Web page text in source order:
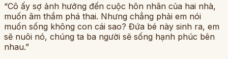
“Cô ấy sợ ảnh hưởng đến cuộc hôn nhân của hai nhà,
muốn âm thầm phá thai. Nhưng chẳng phải em nói
muốn sống không con cái sao? Đứa bé này sinh ra, em
sẽ nuôi nó, chúng ta ba người sẽ sống hạnh phúc bên
nhau.”